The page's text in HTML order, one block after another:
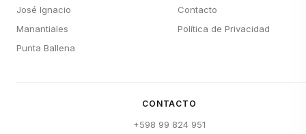
José Ignacio
Manantiales
Punta Ballena
Contacto
Política de Privacidad
CONTACTO
+598 99 824 951